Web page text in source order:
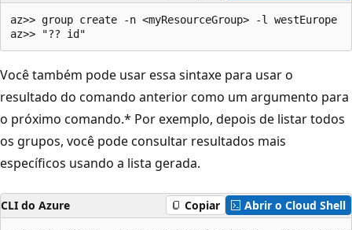
az>> group create -n <myResourceGroup> -l westEurope
Você também pode usar essa sintaxe para usar o
resultado do comando anterior como um argumento para
o próximo comando.* Por exemplo, depois de listar todos
os grupos, você pode consultar resultados mais
específicos usando a lista gerada.
CLI do Azure Copiar Abrir o Cloud Shell